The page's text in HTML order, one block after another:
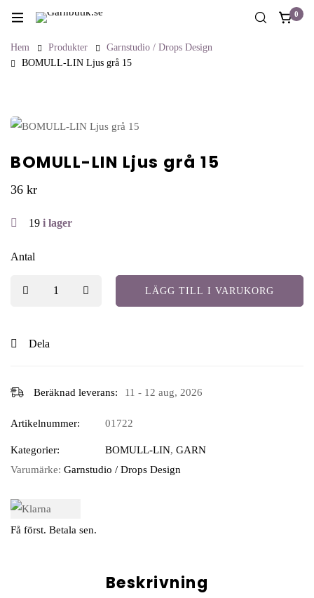
0
Hem Produkter
Garnstudio / Drops Design
BOMULL-LIN Ljus grå 15
BOMULL-LIN Ljus grå 15
36 kr
19 i lager
Antal
LÄGG TILL I VARUKORG
Dela
Beräknad leverans: 11 - 12 aug, 2026
Artikelnummer: 01722
Kategorier: BOMULL-LIN, GARN
Varumärke: Garnstudio / Drops Design
Få först. Betala sen.
Beskrivning